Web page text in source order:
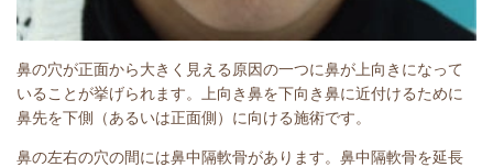
鼻の穴が正面から大きく見える原因の一つに鼻が上向きになって
いることが挙げられます。上向き鼻を下向き鼻に近付けるために
鼻先を下側（あるいは正面側）に向ける施術です。
鼻の左右の穴の間には鼻中隔軟骨があります。鼻中隔軟骨を延長